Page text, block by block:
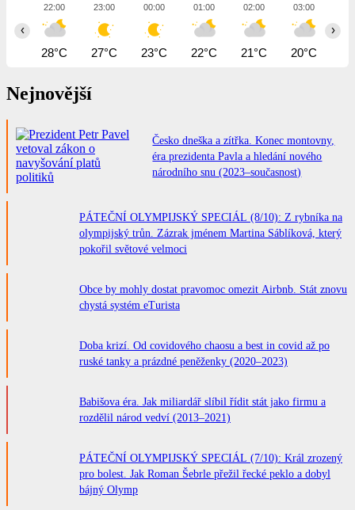
22:00
28°C
23:00
27°C
00:00
23°C
01:00
22°C
02:00
21°C
03:00
20°C
‹ ›
Nejnovější
Česko dneška a zítřka. Konec montovny,
éra prezidenta Pavla a hledání nového
národního snu (2023–současnost)
PÁTEČNÍ OLYMPIJSKÝ SPECIÁL (8/10): Z rybníka na
olympijský trůn. Zázrak jménem Martina Sáblíková, který
pokořil světové velmoci
Obce by mohly dostat pravomoc omezit Airbnb. Stát znovu
chystá systém eTurista
Doba krizí. Od covidového chaosu a best in covid až po
ruské tanky a prázdné peněženky (2020–2023)
Babišova éra. Jak miliardář slíbil řídit stát jako firmu a
rozdělil národ vedví (2013–2021)
PÁTEČNÍ OLYMPIJSKÝ SPECIÁL (7/10): Král zrozený
pro bolest. Jak Roman Šebrle přežil řecké peklo a dobyl
bájný Olymp